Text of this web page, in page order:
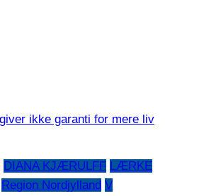
DIANA KJÆRULFF LÆRKE
Region Nordjylland V